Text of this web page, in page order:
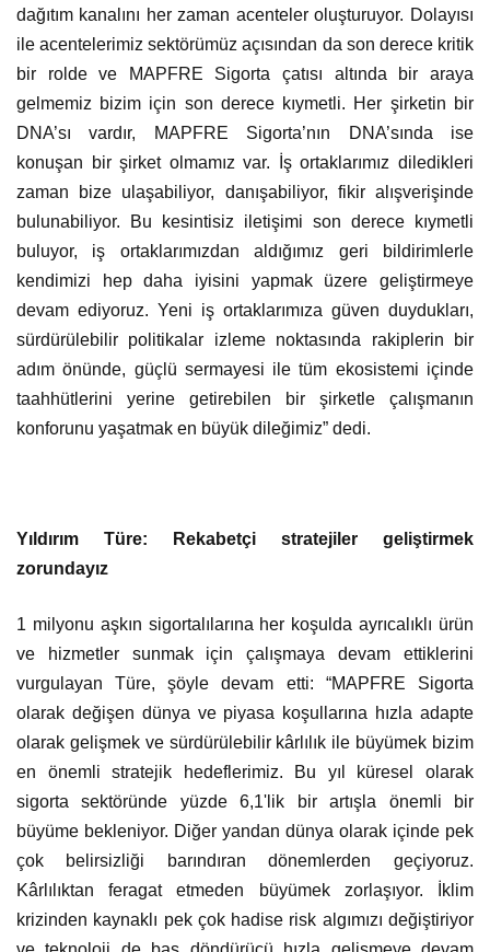
dağıtım kanalını her zaman acenteler oluşturuyor. Dolayısı
ile acentelerimiz sektörümüz açısından da son derece kritik
bir rolde ve MAPFRE Sigorta çatısı altında bir araya
gelmemiz bizim için son derece kıymetli. Her şirketin bir
DNA’sı vardır, MAPFRE Sigorta’nın DNA’sında ise
konuşan bir şirket olmamız var. İş ortaklarımız diledikleri
zaman bize ulaşabiliyor, danışabiliyor, fikir alışverişinde
bulunabiliyor. Bu kesintisiz iletişimi son derece kıymetli
buluyor, iş ortaklarımızdan aldığımız geri bildirimlerle
kendimizi hep daha iyisini yapmak üzere geliştirmeye
devam ediyoruz. Yeni iş ortaklarımıza güven duydukları,
sürdürülebilir politikalar izleme noktasında rakiplerin bir
adım önünde, güçlü sermayesi ile tüm ekosistemi içinde
taahhütlerini yerine getirebilen bir şirketle çalışmanın
konforunu yaşatmak en büyük dileğimiz” dedi.
Yıldırım Türe: Rekabetçi stratejiler geliştirmek
zorundayız
1 milyonu aşkın sigortalılarına her koşulda ayrıcalıklı ürün
ve hizmetler sunmak için çalışmaya devam ettiklerini
vurgulayan Türe, şöyle devam etti: “MAPFRE Sigorta
olarak değişen dünya ve piyasa koşullarına hızla adapte
olarak gelişmek ve sürdürülebilir kârlılık ile büyümek bizim
en önemli stratejik hedeflerimiz. Bu yıl küresel olarak
sigorta sektöründe yüzde 6,1'lik bir artışla önemli bir
büyüme bekleniyor. Diğer yandan dünya olarak içinde pek
çok belirsizliği barındıran dönemlerden geçiyoruz.
Kârlılıktan feragat etmeden büyümek zorlaşıyor. İklim
krizinden kaynaklı pek çok hadise risk algımızı değiştiriyor